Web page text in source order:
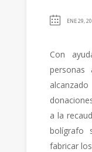
ENE 29,
Con
personas
a la
bolígrafo
fabricar